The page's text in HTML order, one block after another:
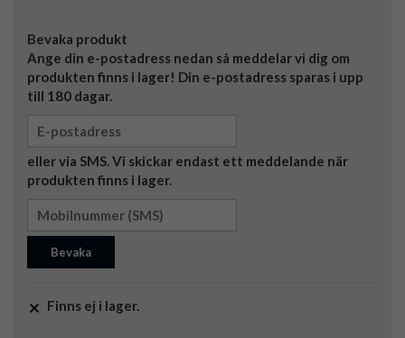
Bevaka produkt
Ange din e-postadress nedan så meddelar vi dig om
produkten finns i lager! Din e-postadress sparas i upp
till 180 dagar.
eller via SMS. Vi skickar endast ett meddelande när
produkten finns i lager.
Bevaka
Finns ej i lager.